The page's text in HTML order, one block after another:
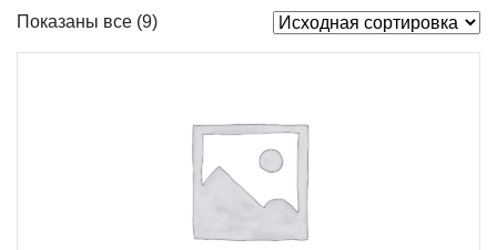
Показаны все (9)